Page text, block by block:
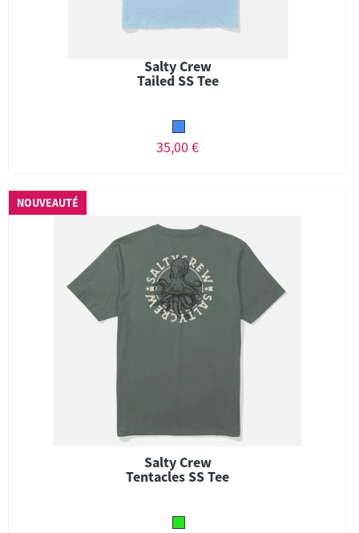
Salty Crew
Tailed SS Tee
35,00 €
NOUVEAUTÉ
Salty Crew
Tentacles SS Tee